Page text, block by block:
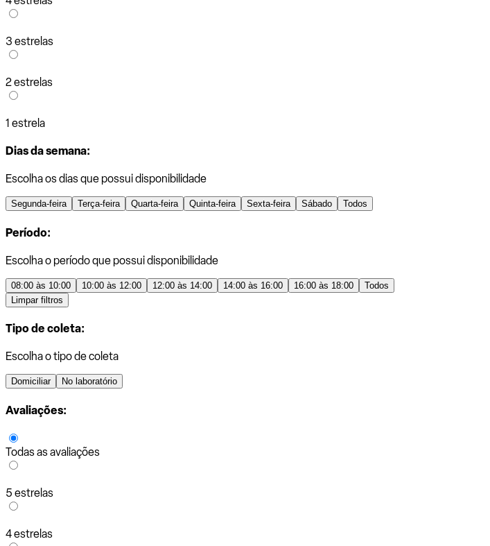
3 estrelas
2 estrelas
1 estrela
Dias da semana:
Escolha os dias que possui disponibilidade
Segunda-feira Terça-feira Quarta-feira Quinta-feira Sexta-feira Sábado Todos
Período:
Escolha o período que possui disponibilidade
08:00 às 10:00 10:00 às 12:00 12:00 às 14:00 14:00 às 16:00 16:00 às 18:00
Todos
Limpar filtros
Tipo de coleta:
Escolha o tipo de coleta
Domiciliar No laboratório
Avaliações:
Todas as avaliações
5 estrelas
4 estrelas